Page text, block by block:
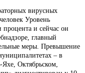
вирусных
Уровень
процента и сейчас он
главный
меры. Превышение
– в
Октябрьском,